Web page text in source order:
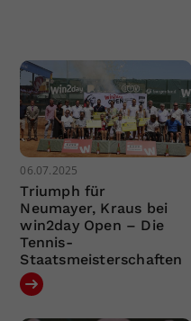
06.07.2025
Triumph für
Neumayer, Kraus bei
win2day Open – Die
Tennis-
Staatsmeisterschaften